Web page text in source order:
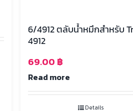
6/4912 ตลับน้ำหมึกสำหรับ
4912
69.00 ฿
Read more
Details